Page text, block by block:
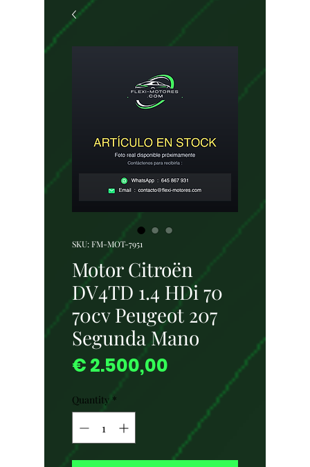
SKU: FM-MOT-7951
Motor Citroën
DV4TD 1.4 HDi 70
70cv Peugeot 207
Segunda Mano
€ 2.500,00
Quantity *